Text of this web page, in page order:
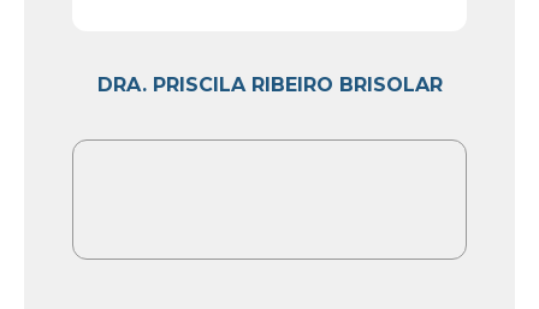
DRA. PRISCILA RIBEIRO BRISOLAR